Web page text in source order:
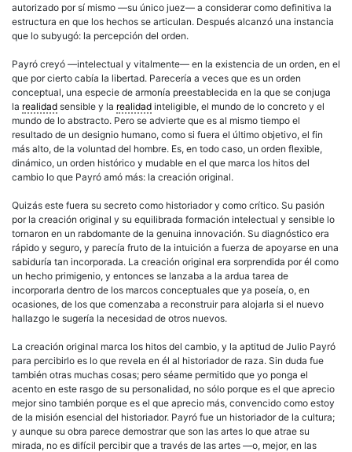
autorizado por sí mismo —su único juez— a considerar como definitiva la
estructura en que los hechos se articulan. Después alcanzó una instancia
que lo subyugó: la percepción del orden.
Payró creyó —intelectual y vitalmente— en la existencia de un orden, en el
que por cierto cabía la libertad. Parecería a veces que es un orden
conceptual, una especie de armonía preestablecida en la que se conjuga
la realidad sensible y la realidad inteligible, el mundo de lo concreto y el
mundo de lo abstracto. Pero se advierte que es al mismo tiempo el
resultado de un designio humano, como si fuera el último objetivo, el fin
más alto, de la voluntad del hombre. Es, en todo caso, un orden flexible,
dinámico, un orden histórico y mudable en el que marca los hitos del
cambio lo que Payró amó más: la creación original.
Quizás este fuera su secreto como historiador y como crítico. Su pasión
por la creación original y su equilibrada formación intelectual y sensible lo
tornaron en un rabdomante de la genuina innovación. Su diagnóstico era
rápido y seguro, y parecía fruto de la intuición a fuerza de apoyarse en una
sabiduría tan incorporada. La creación original era sorprendida por él como
un hecho primigenio, y entonces se lanzaba a la ardua tarea de
incorporarla dentro de los marcos conceptuales que ya poseía, o, en
ocasiones, de los que comenzaba a reconstruir para alojarla si el nuevo
hallazgo le sugería la necesidad de otros nuevos.
La creación original marca los hitos del cambio, y la aptitud de Julio Payró
para percibirlo es lo que revela en él al historiador de raza. Sin duda fue
también otras muchas cosas; pero séame permitido que yo ponga el
acento en este rasgo de su personalidad, no sólo porque es el que aprecio
mejor sino también porque es el que aprecio más, convencido como estoy
de la misión esencial del historiador. Payró fue un historiador de la cultura;
y aunque su obra parece demostrar que son las artes lo que atrae su
mirada, no es difícil percibir que a través de las artes —o, mejor, en las